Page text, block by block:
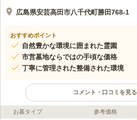
広島県安芸高田市八千代町勝田768-1
おすすめポイント
自然豊かな環境に囲まれた霊園
市営墓地ならではの手頃な価格
丁寧に管理された整備された環境
コメント・口コミを見る
口コミ評価
お墓タイプ 参考価格